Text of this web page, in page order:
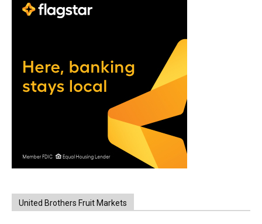
United Brothers Fruit Markets